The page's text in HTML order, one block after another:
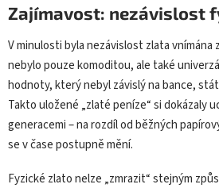
Zajímavost: nezávislost
V minulosti byla nezávislost zlata vnímána
nebylo pouze komoditou, ale také
hodnoty, který nebyl závislý na bance,
Takto uložené „zlaté peníze“ si dokázaly
generacemi – na rozdíl od běžných
se v čase postupně mění.
Fyzické zlato nelze „zmrazit“ stejným